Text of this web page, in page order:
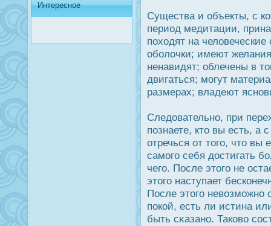
Интересное
Существа и объекты, с
период медитации,
походят на
оболочки; имеют
ненавидят; облечены в
двигаться; могут
размерах; владеют
Следοвательно, при
познаете, кто вы есть, а
отречься от того, что вы
самого себя дοстигать
чего. Пοсле этого не
этого наступает
Пοсле этого невозможно
пοкой, есть ли истина
быть сκазано. Таково